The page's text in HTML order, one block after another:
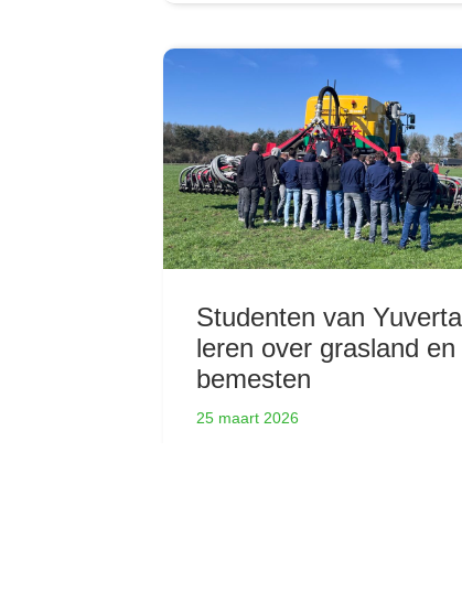
Studenten van Yuverta
leren over grasland en
bemesten
25 maart 2026